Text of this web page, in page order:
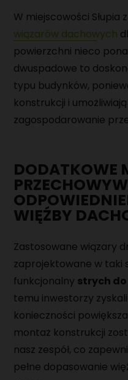
MAGAZYNIER
PRACOWNIK PRODUKCJI
MONTER URZĄDZEŃ
W miejscowości
wiązarów dachowych
powierzchni nieco
dwuspadowe to
typu budynków,
konstrukcji i
zagospodarowanie
DODATKOWE
WIĘŹBY
Zastosowane wiązary
zaprojektowane w taki
funkcjonalny strych
temu inwestorzy
konieczności
montaż konstrukcji
nasz zespół, co
pełne dopasowanie